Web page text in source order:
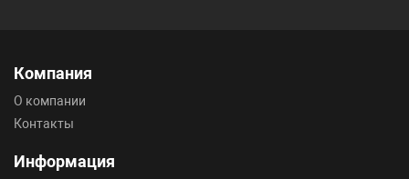
Компания
О компании
Контакты
Информация